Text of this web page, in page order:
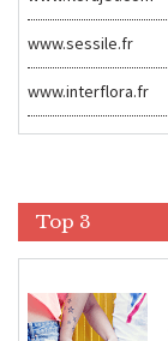
www.sessile.fr
www.interflora.fr
Top 3